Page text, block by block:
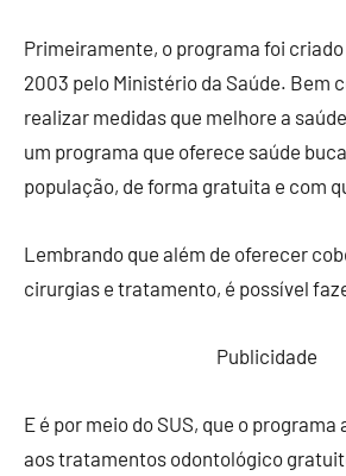
Primeiramente, o programa foi
2003 pelo Ministério da Saúde. Bem
realizar medidas que melhore a
um programa que oferece saúde
população, de forma gratuita e com
Lembrando que além de oferecer
cirurgias e tratamento, é possível
Publicidade
E é por meio do SUS, que o
aos tratamentos odontológico